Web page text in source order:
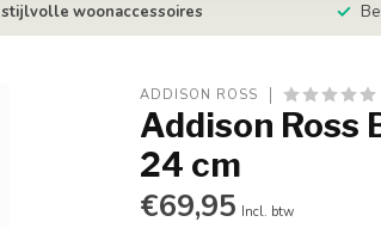
stijlvolle woonaccessoires
ADDISON ROSS
Addison Ross
24 cm
€69,95 Incl. btw